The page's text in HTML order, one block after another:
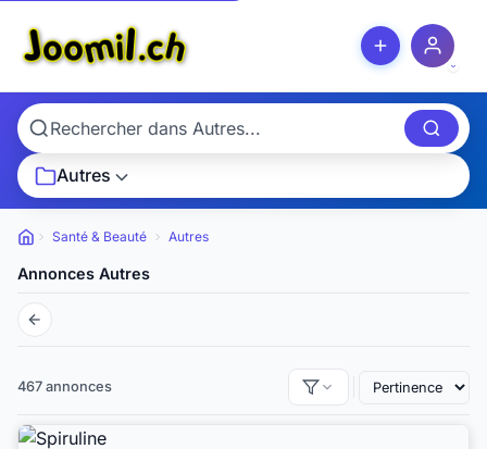
Autres
Petites
annonces
Santé & Beauté Autres
Annonces Autres
467 annonces